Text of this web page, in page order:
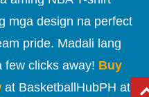
mga design na perfect
pride. Madali lang
clicks away! Buy
at BasketballHubPH at